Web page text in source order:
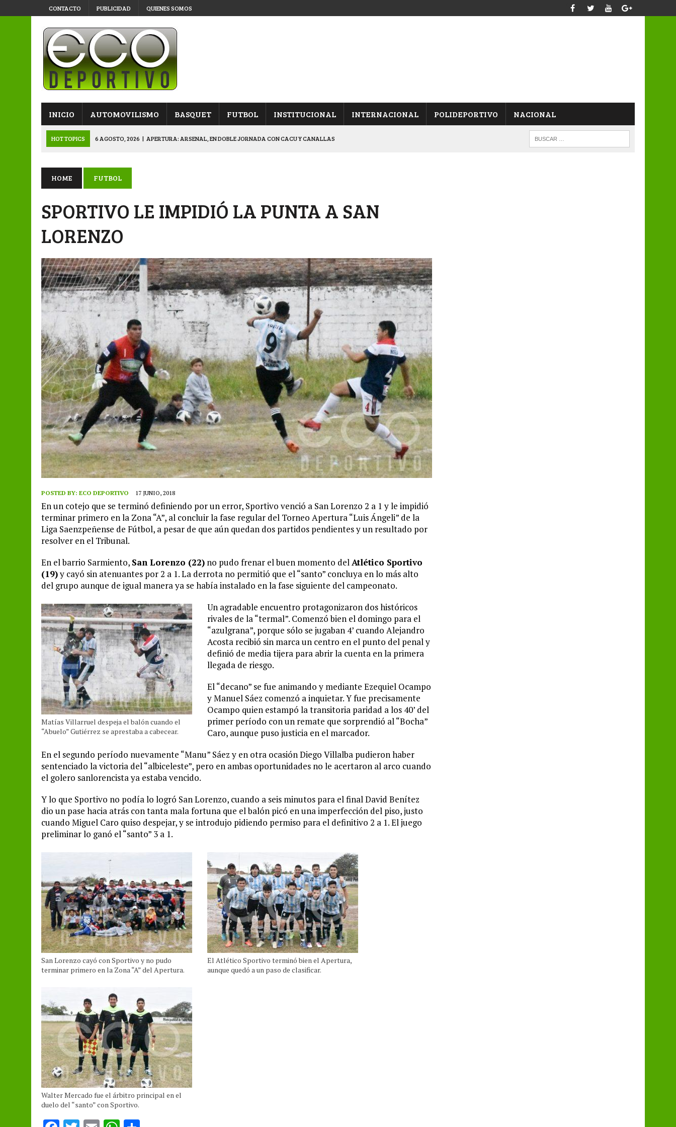
CONTACTO PUBLICIDAD QUIENES SOMOS
INICIO AUTOMOVILISMO BASQUET FUTBOL INSTITUCIONAL INTERNACIONAL POLIDEPORTIVO NACIONAL
HOT TOPICS 6 AGOSTO, 2026 | APERTURA: ARSENAL, EN DOBLE JORNADA CON CACU Y CANALLAS
6 AGOSTO, 2026 | APERTURA: BELGRANO DERROTÓ A NAPENAY Y ES SEMIFINALISTA
7 AGOSTO, 2026 | APERTURA “B”: CACU Y CANALLAS AVANZARON FRENTE A ARSENAL
HOME FUTBOL
SPORTIVO LE IMPIDIÓ LA PUNTA A SAN
LORENZO
POSTED BY: ECO DEPORTIVO 17 JUNIO, 2018
En un cotejo que se terminó definiendo por un error, Sportivo venció a San Lorenzo 2 a 1 y le impidió
terminar primero en la Zona “A”, al concluir la fase regular del Torneo Apertura “Luis Ángeli” de la
Liga Saenzpeñense de Fútbol, a pesar de que aún quedan dos partidos pendientes y un resultado por
resolver en el Tribunal.
En el barrio Sarmiento, San Lorenzo (22) no pudo frenar el buen momento delAtlético Sportivo
(19)y cayó sin atenuantes por 2 a 1. La derrota no permitió que el “santo” concluya en lo más alto
del grupo aunque de igual manera ya se había instalado en la fase siguiente del campeonato.
Matías Villarruel despeja el balón cuando el
“Abuelo” Gutiérrez se aprestaba a cabecear.
Un agradable encuentro protagonizaron dos históricos
rivales de la “termal”. Comenzó bien el domingo para el
“azulgrana”, porque sólo se jugaban 4’ cuando Alejandro
Acosta recibió sin marca un centro en el punto del penal y
definió de media tijera para abrir la cuenta en la primera
llegada de riesgo.
El “decano” se fue animando y mediante Ezequiel Ocampo
y Manuel Sáez comenzó a inquietar. Y fue precisamente
Ocampo quien estampó la transitoria paridad a los 40’ del
primer período con un remate que sorprendió al “Bocha”
Caro, aunque puso justicia en el marcador.
En el segundo período nuevamente “Manu” Sáez y en otra ocasión Diego Villalba pudieron haber
sentenciado la victoria del “albiceleste”, pero en ambas oportunidades no le acertaron al arco cuando
el golero sanlorencista ya estaba vencido.
Y lo que Sportivo no podía lo logró San Lorenzo, cuando a seis minutos para el final David Benítez
dio un pase hacia atrás con tanta mala fortuna que el balón picó en una imperfección del piso, justo
cuando Miguel Caro quiso despejar, y se introdujo pidiendo permiso para el definitivo 2 a 1. El juego
preliminar lo ganó el “santo” 3 a 1.
San Lorenzo cayó con Sportivo y no pudo
terminar primero en la Zona “A” del Apertura.
El Atlético Sportivo terminó bien el Apertura,
aunque quedó a un paso de clasificar.
Walter Mercado fue el árbitro principal en el
duelo del “santo” con Sportivo.